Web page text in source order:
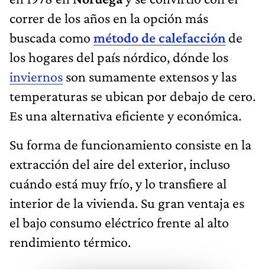
correr de los años en la opción más
buscada como método de calefacción de
los hogares del país nórdico, dónde los
inviernos son sumamente extensos y las
temperaturas se ubican por debajo de cero.
Es una alternativa eficiente y económica.
Su forma de funcionamiento consiste en la
extracción del aire del exterior, incluso
cuándo está muy frío, y lo transfiere al
interior de la vivienda. Su gran ventaja es
el bajo consumo eléctrico frente al alto
rendimiento térmico.